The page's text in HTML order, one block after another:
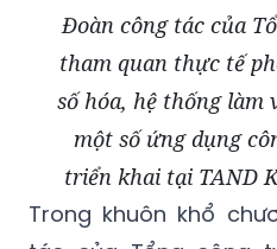
Đoàn công tác của
tham quan thực tế
số hóa, hệ thống
một số ứng dụng
triển khai tại TAND
Trong khuôn khổ